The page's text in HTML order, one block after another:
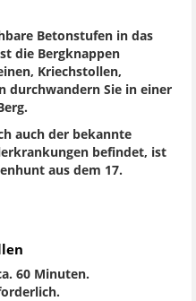
Betonstufen in das
die Bergknappen
Kriechstollen,
durchwandern Sie in einer
auch der bekannte
befindet, ist
aus dem 17.
60 Minuten.